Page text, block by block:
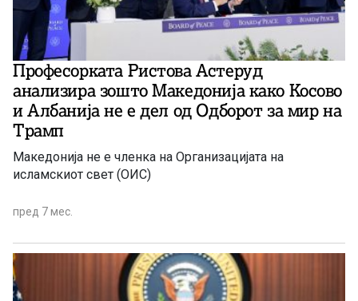
Професорката Ристова Астеруд
анализира зошто Македонија како Косово
и Албанија не е дел од Одборот за мир на
Трамп
Македонија не е членка на Организацијата на
исламскиот свет (ОИС)
пред 7 мес.